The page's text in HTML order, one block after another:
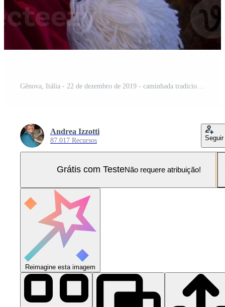
Andrea Izzotti
87.017 Recursos Seguir
Grátis com TesteNão requere atribuição!
Reimagine esta imagem